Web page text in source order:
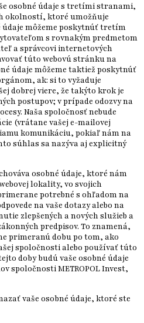
osobné údaje s tretími stranami,
okolností, ktoré umožňuje
údaje môžeme poskytnúť tretím
s rovnakým predmetom
a správcovi internetových
túto webovú stránku na
údaje môžeme taktiež poskytnúť
ak: si to vyžaduje
dobrej viere, že takýto krok je
postupov; v prípade odozvy na
Naša spoločnosť nebude
(vrátane vašej e-mailovej
komunikáciu, pokiaľ nám na
súhlas sa nazýva aj explicitný
osobné údaje, ktoré nám
lokality, vo svojich
potrebné s ohľadom na
na vaše dotazy alebo na
zlepšených a nových služieb a
predpisov. To znamená,
primeranú dobu po tom, ako
spoločnosti alebo používať túto
doby budú vaše osobné údaje
spoločnosti METROPOL Invest,
vaše osobné údaje, ktoré ste